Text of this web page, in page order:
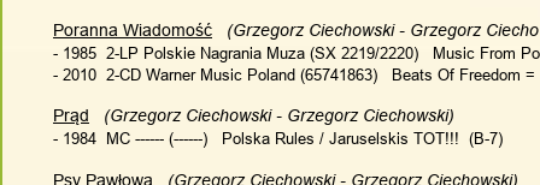
Poranna Wiadomość
(Grzegorz Ciechowski - Grzegorz
- 1985  2-LP Polskie Nagrania Muza (SX 2219/2220)   Music From
- 2010  2-CD Warner Music Poland (65741863)   Beats Of Freedom
Prąd
   (Grzegorz Ciechowski - Grzegorz Ciechowski)
- 1984  MC ------ (------)   Polska Rules / Jaruselskis TOT!!!  (B-7)
Psy Pawłowa
   (Grzegorz Ciechowski - Grzegorz Ciechowski)